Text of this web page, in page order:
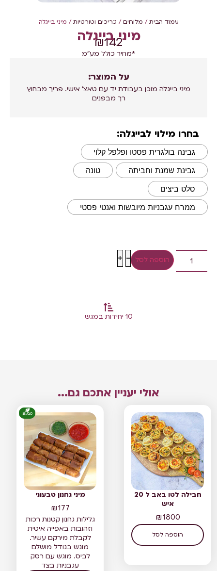
עמוד הבית/ מלוחים/ כריכים וטורטיות/ מיני בייגלה
מיני בייגלה
₪142
*מחיר כולל מע"מ
על המוצר:
מיני בייגלה מוכן בעבודת יד עם טאצ' אישי. פריך מבחוץ
רך מבפנים
בחרו מילוי לבייגלה:
גבינה בולגרית פסטו ופלפל קלוי
גבינת שמנת וחביתה
טונה
סלט ביצים
ממרח עגבניות מיובשות ואנטי פסטי
-
+ הוספה לסל
10 יחידות במגש
אולי יעניין אתכם גם...
חבילה לטו באב ל 20
איש
₪1800
הוספה לסל
טבעוני
מיני גחנון טבעוני
₪177
גלילות גחנון קטנות רכות
וזהובות באפייה איטית
לקבלת מירקם עשיר.
מוגש בגודל מושלם
לביס. מוגש עם רסק
עגבניות בצד